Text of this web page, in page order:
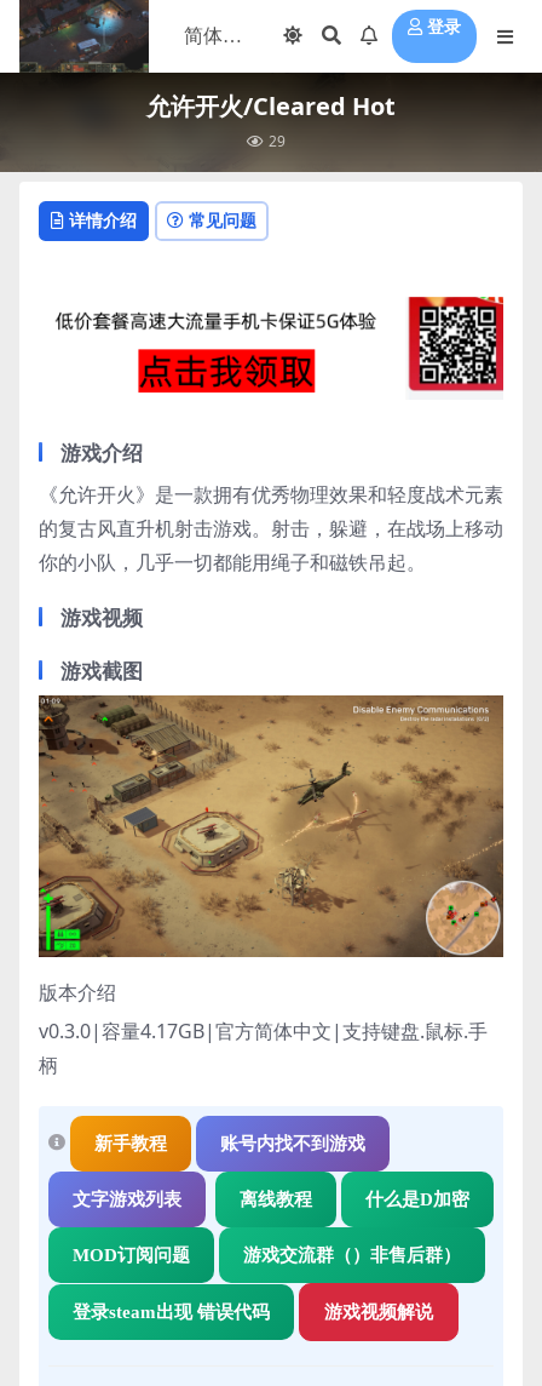
登录
允许开火/Cleared Hot
29
详情介绍 常见问题
游戏介绍
《允许开火》是一款拥有优秀物理效果和轻度战术元素
的复古风直升机射击游戏。射击，躲避，在战场上移动
你的小队，几乎一切都能用绳子和磁铁吊起。
游戏视频
游戏截图
版本介绍
v0.3.0|容量4.17GB|官方简体中文|支持键盘.鼠标.手
柄
新手教程 账号内找不到游戏
文字游戏列表 离线教程 什么是D加密
MOD订阅问题 游戏交流群（）非售后群）
登录steam出现 错误代码 游戏视频解说